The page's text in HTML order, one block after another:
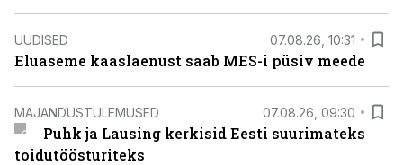
UUDISED 07.08.26, 10:31
Eluaseme kaaslaenust saab MES-i püsiv meede
MAJANDUSTULEMUSED 07.08.26, 09:30
Puhk ja Lausing kerkisid Eesti suurimateks
toidutöösturiteks